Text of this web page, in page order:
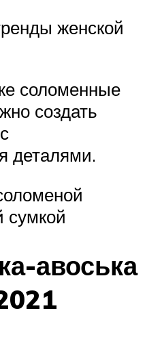
женской
соломенные
создать
деталями.
сумкой
авоська